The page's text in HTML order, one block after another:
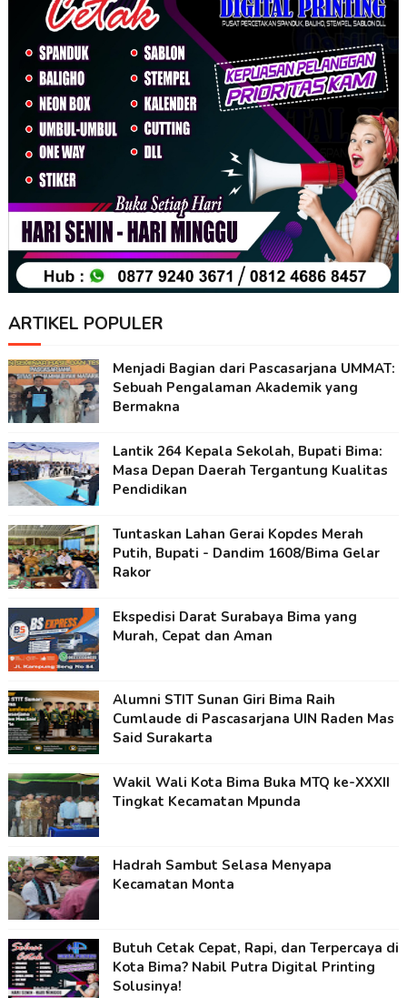
ARTIKEL POPULER
Menjadi Bagian dari Pascasarjana UMMAT:
Sebuah Pengalaman Akademik yang
Bermakna
Lantik 264 Kepala Sekolah, Bupati Bima:
Masa Depan Daerah Tergantung Kualitas
Pendidikan
Tuntaskan Lahan Gerai Kopdes Merah
Putih, Bupati - Dandim 1608/Bima Gelar
Rakor
Ekspedisi Darat Surabaya Bima yang
Murah, Cepat dan Aman
Alumni STIT Sunan Giri Bima Raih
Cumlaude di Pascasarjana UIN Raden Mas
Said Surakarta
Wakil Wali Kota Bima Buka MTQ ke-XXXII
Tingkat Kecamatan Mpunda
Hadrah Sambut Selasa Menyapa
Kecamatan Monta
Butuh Cetak Cepat, Rapi, dan Terpercaya di
Kota Bima? Nabil Putra Digital Printing
Solusinya!